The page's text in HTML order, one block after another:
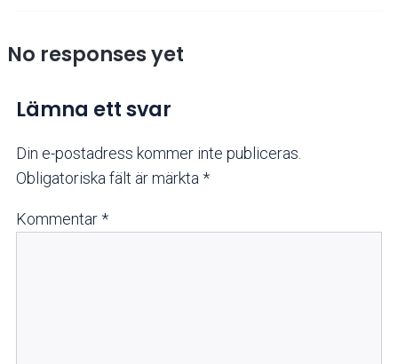
No responses yet
Lämna ett svar
Din e-postadress kommer inte publiceras.
Obligatoriska fält är märkta *
Kommentar*